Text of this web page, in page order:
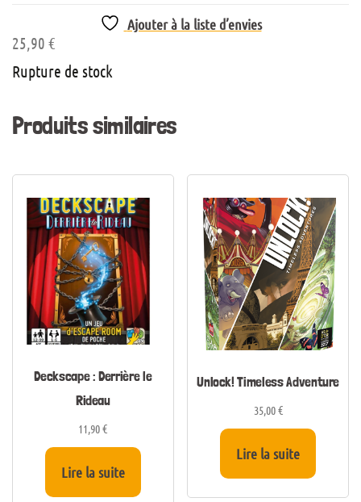
Ajouter à la liste d’envies
25,90 €
Rupture de stock
Produits similaires
Deckscape : Derrière le
Rideau
11,90€
Lire la suite
Unlock! Timeless Adventure
35,00€
Lire la suite